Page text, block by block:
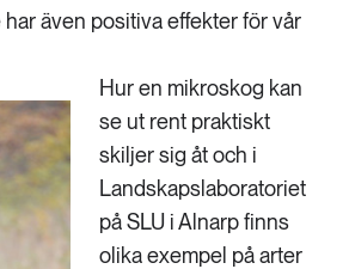
har även positiva effekter för vår
Hur en mikroskog kan
se ut rent praktiskt
skiljer sig åt och i
Landskapslaboratoriet
på SLU i Alnarp finns
olika exempel på arter